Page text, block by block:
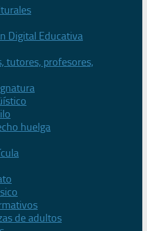
Digital Educativa
tutores, profesores,
huelga
de adultos